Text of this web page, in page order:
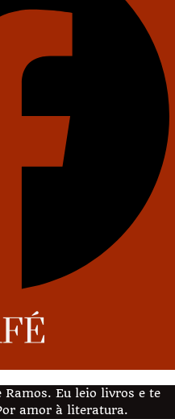
Eu leio livros e te
amor à literatura.